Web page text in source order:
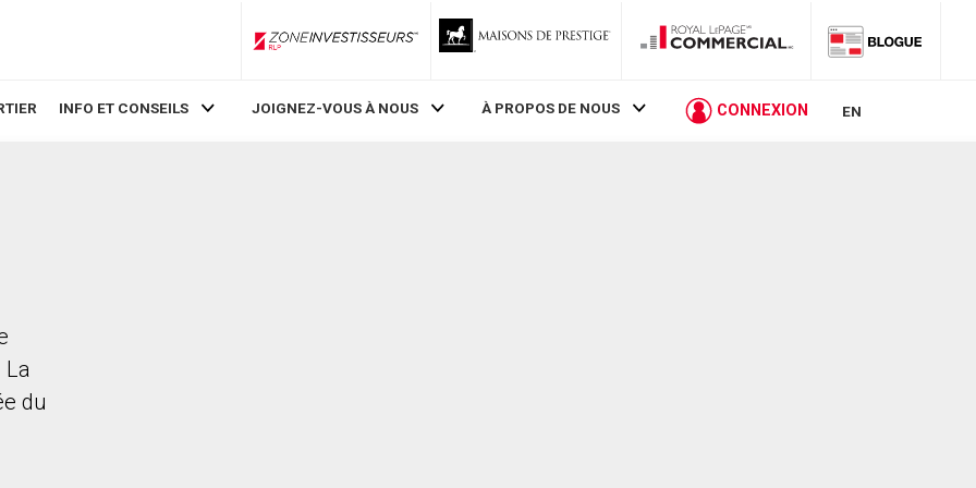
ZoneInvestisseurs RLP
INFO ET CONSEILS JOIGNEZ-VOUS À NOUS À PROPOS DE NOUS CONNEXION EN
La
du